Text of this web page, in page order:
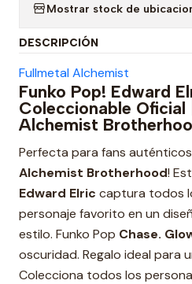
Mostrar stock de
DESCRIPCIÓN
Fullmetal Alchemist
Funko Pop! Edward
Coleccionable Oficial
Alchemist
Perfecta para fans
Alchemist Brotherhood!
Edward Elric captura todos
personaje favorito en un
estilo. Funko Pop Chase.
oscuridad. Regalo ideal para
Colecciona todos los